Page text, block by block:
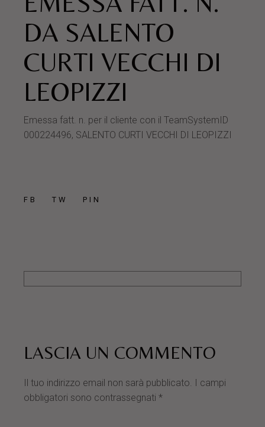
DA SALENTO
CURTI VECCHI DI
LEOPIZZI
Emessa fatt. n. per il cliente con il TeamSystemID
000224496, SALENTO CURTI VECCHI DI LEOPIZZI
FB TW PIN
LASCIA UN COMMENTO
Il tuo indirizzo email non sarà pubblicato. I campi
obbligatori sono contrassegnati*